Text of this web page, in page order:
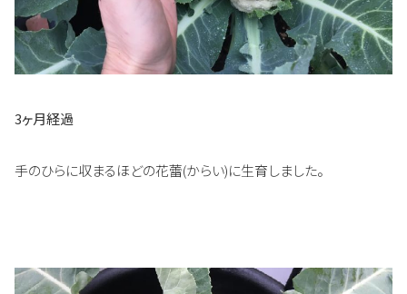
3ヶ月経過
手のひらに収まるほどの花蕾(からい)に生育しました。